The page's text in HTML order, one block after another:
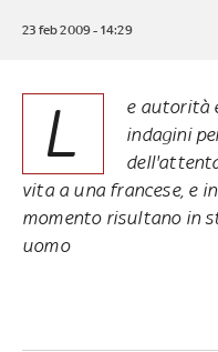
23 feb 2009 - 14:29
L
e autorità
indagini
vita a una francese, e
momento risultano in
uomo